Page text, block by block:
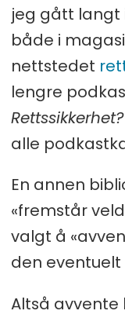
jeg gått langt
både i
nettstedet
lengre
Rettssikkerhet?
alle
En annen
«fremstår
valgt å
den eventuelt
Altså avvente